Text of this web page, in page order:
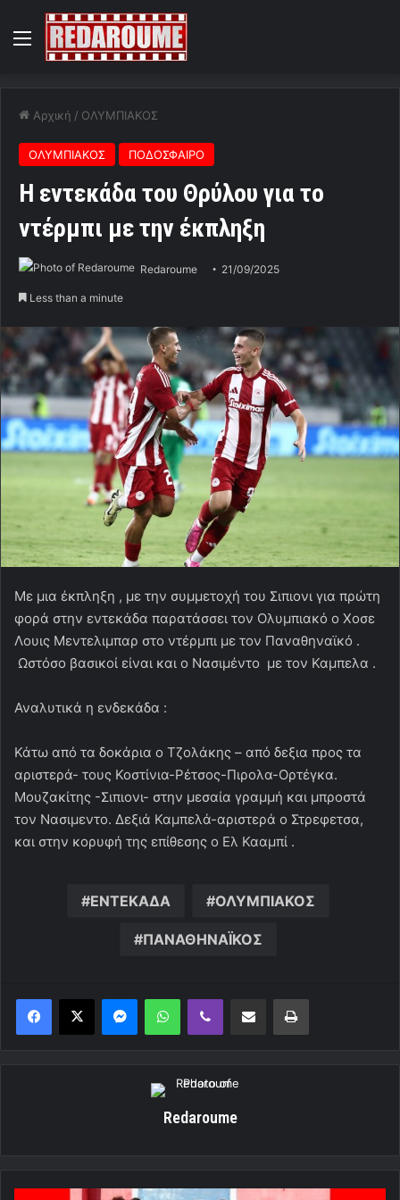
Menu
Αρχική / ΟΛΥΜΠΙΑΚΟΣ
ΟΛΥΜΠΙΑΚΟΣ ΠΟΔΟΣΦΑΙΡΟ
Η εντεκάδα του Θρύλου για το
ντέρμπι με την έκπληξη
Redaroume 21/09/2025
Less than a minute
Με μια έκπληξη , με την συμμετοχή του Σιπιονι για πρώτη
φορά στην εντεκάδα παρατάσσει τον Ολυμπιακό ο Χοσε
Λουις Μεντελιμπαρ στο ντέρμπι με τον Παναθηναϊκό .
Ωστόσο βασικοί είναι και ο Νασιμέντο με τον Καμπελα .
Αναλυτικά η ενδεκάδα :
Κάτω από τα δοκάρια ο Τζολάκης – από δεξια προς τα
αριστερά- τους Κοστίνια-Ρέτσος-Πιρολα-Ορτέγκα.
Μουζακίτης -Σιπιονι- στην μεσαία γραμμή και μπροστά
τον Νασιμεντο. Δεξιά Καμπελά-αριστερά ο Στρεφετσα,
και στην κορυφή της επίθεσης ο Ελ Κααμπί .
ΕΝΤΕΚΑΔΑ ΟΛΥΜΠΙΑΚΟΣ
ΠΑΝΑΘΗΝΑΪΚΟΣ
MessengerWhatsAppViber Κοινοποίηση μέσω ηλεκτρονικού ταχυδρομείουΕκτύπωση
Redaroume